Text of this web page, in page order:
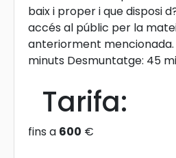
baix i proper i que disposi
accés al públic per la
anteriorment
minuts Desmuntatge: 45
Tarifa:
fins a 600 €